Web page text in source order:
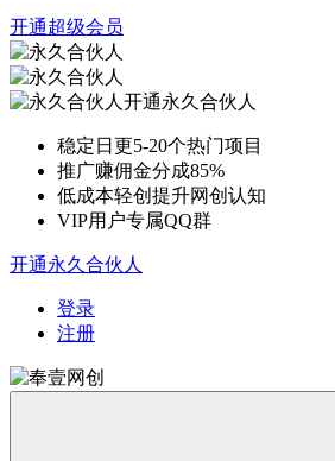
开通超级会员
开通永久合伙人
稳定日更5-20个热门项目
推广赚佣金分成85%
低成本轻创提升网创认知
VIP用户专属QQ群
开通永久合伙人
登录
注册